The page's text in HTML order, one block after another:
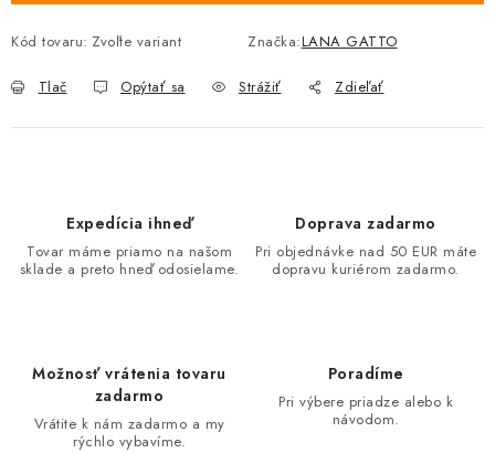
Kód tovaru: Zvoľte variant Značka:LANA GATTO
Tlač Opýtať sa Strážiť Zdieľať
Expedícia ihneď
Tovar máme priamo na našom
sklade a preto hneď odosielame.
Doprava zadarmo
Pri objednávke nad 50 EUR máte
dopravu kuriérom zadarmo.
Možnosť vrátenia tovaru
zadarmo
Vrátite k nám zadarmo a my
rýchlo vybavíme.
Poradíme
Pri výbere priadze alebo k
návodom.